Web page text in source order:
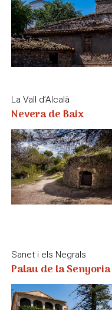
Sanet i els Negrals
Palau de la Senyoria
Benissa
Placeta de l'Església
Vella